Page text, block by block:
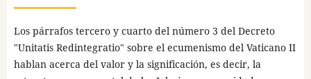
Los párrafos tercero y cuarto del número 3 del Decreto
"Unitatis Redintegratio" sobre el ecumenismo del Vaticano II
hablan acerca del valor y la significación, es decir, la